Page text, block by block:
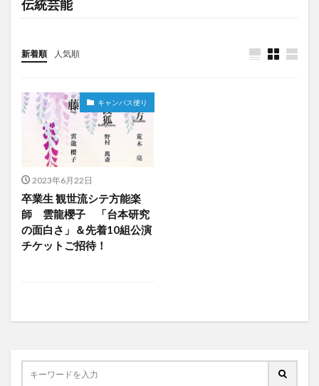
伝統芸能
新着順 人気順
キャンパス便り
2023年6月22日
卒業生 観世流シテ方能楽
師 雲龍櫻子 「台本研究
の面白さ」＆先着10組公演
チケットご招待！